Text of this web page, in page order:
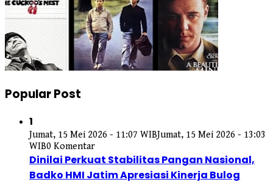
Popular Post
1
Jumat, 15 Mei 2026 - 11:07 WIBJumat, 15 Mei 2026 - 13:03
WIB0 Komentar
Dinilai Perkuat Stabilitas Pangan Nasional,
Badko HMI Jatim Apresiasi Kinerja Bulog